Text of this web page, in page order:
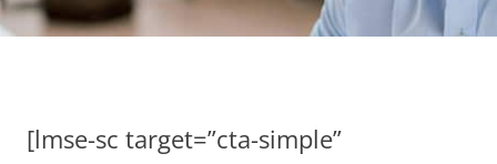
[lmse-sc target=”cta-simple”